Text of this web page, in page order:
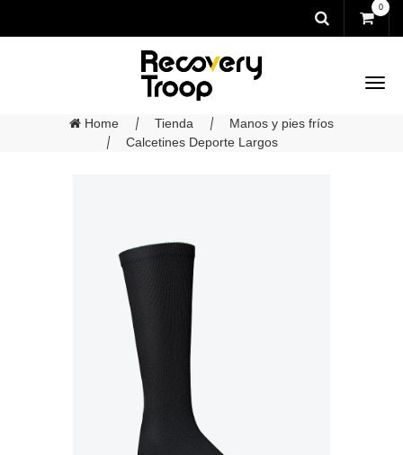
0
Home Tienda
Manos y pies fríos
Calcetines Deporte Largos